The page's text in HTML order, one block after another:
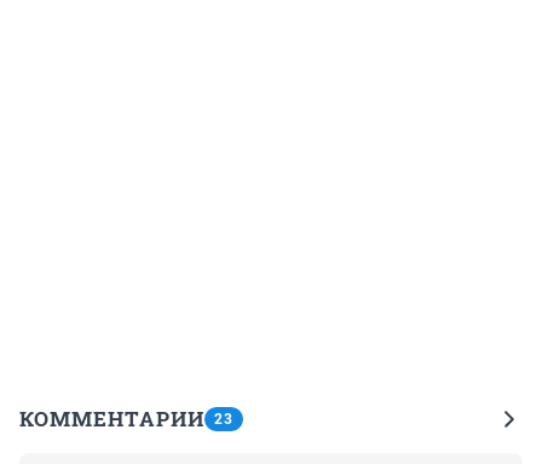
КОММЕНТАРИИ 23